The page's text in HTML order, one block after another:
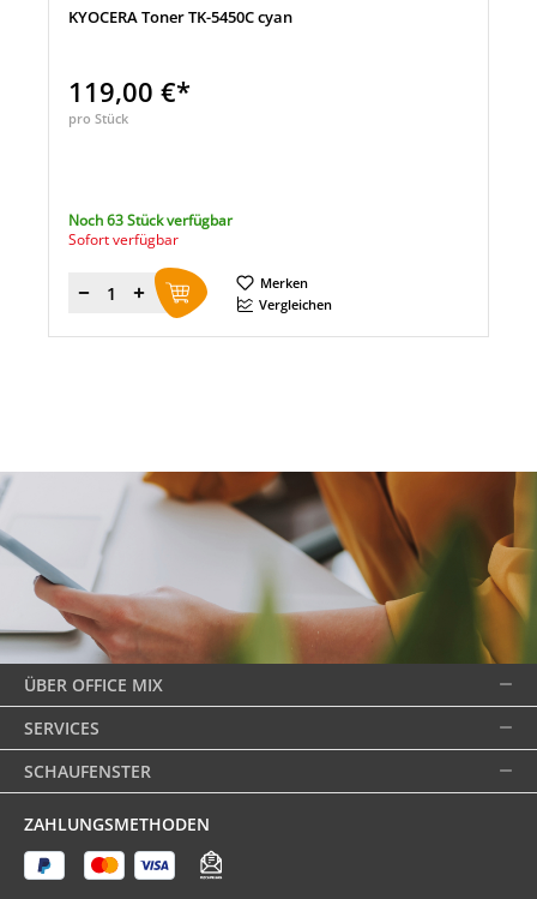
KYOCERA Toner TK-5450C cyan
119,00 €*
pro Stück
Noch 63 Stück verfügbar
Sofort verfügbar
Menge
Merken
Vergleichen
ÜBER OFFICE MIX
SERVICES
SCHAUFENSTER
ZAHLUNGSMETHODEN